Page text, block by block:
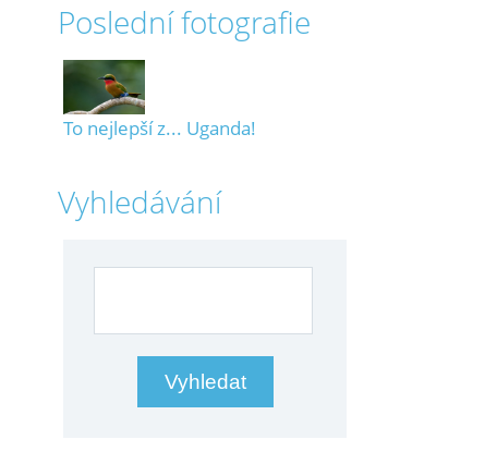
Poslední fotografie
To nejlepší z... Uganda!
Vyhledávání